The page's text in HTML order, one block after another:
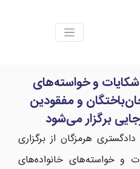
و خواسته‌های
و مفقودین
برگزار می‌شود
هرمزگان از برگزاری
و خواسته‌های خانواده‌های